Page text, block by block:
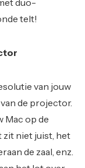
telt!
van jouw
de projector.
Mac op de
zit niet juist, het
de zaal, enz.